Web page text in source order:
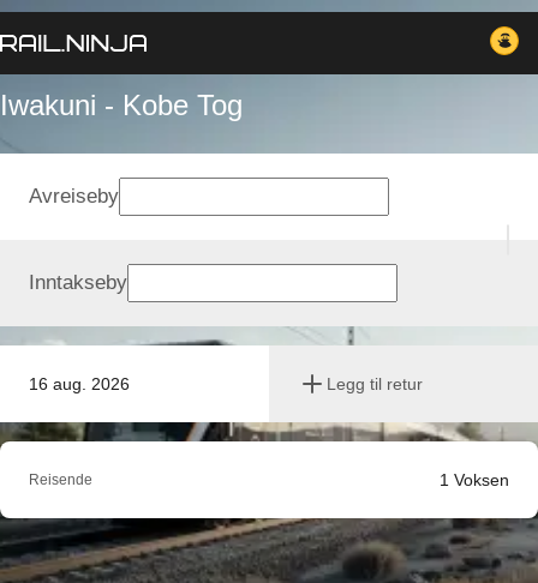
Iwakuni - Kobe Tog
16 aug. 2026 Legg til retur
Avreiseby
Inntakseby
Reisende 1 Voksen